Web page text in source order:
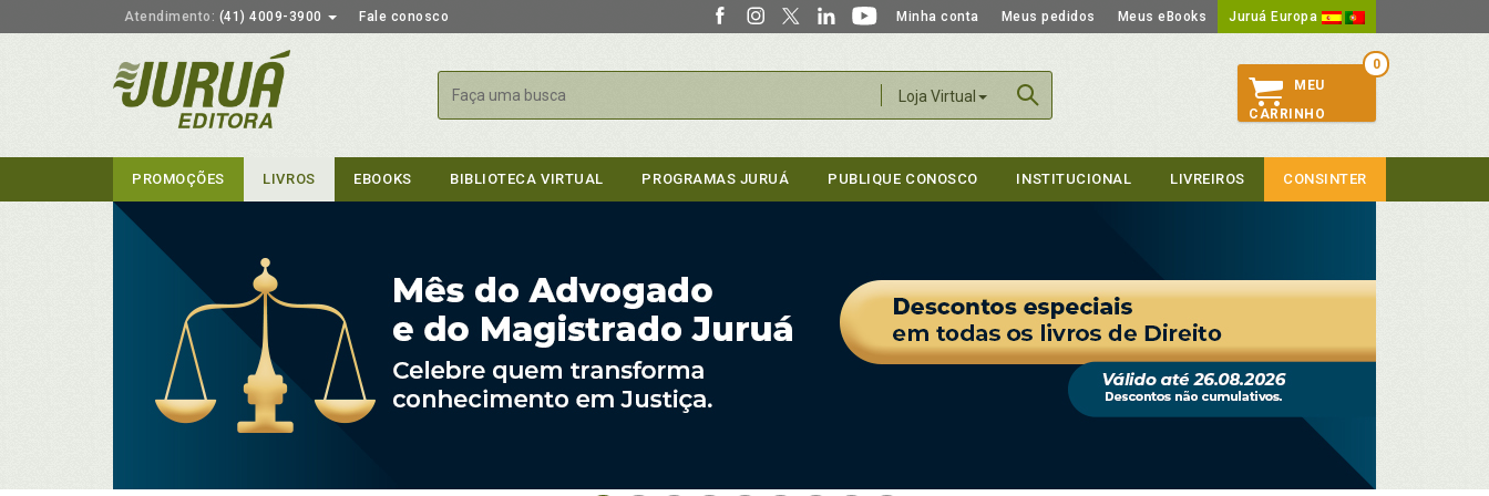
Atendimento: (41) 4009-3900 Fale conosco Minha conta Meus pedidos Meus eBooks Juruá Europa
Loja Virtual
Buscar
0
MEU
CARRINHO
PROMOÇÕES LIVROS EBOOKS BIBLIOTECA VIRTUAL PROGRAMAS JURUÁ PUBLIQUE CONOSCO INSTITUCIONAL LIVREIROS CONSINTER